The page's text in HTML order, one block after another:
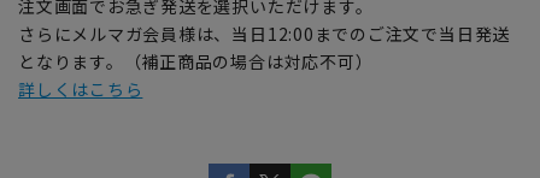
注文画面でお急ぎ発送を選択いただけます。
さらにメルマガ会員様は、当日12:00までのご注文で当日発送
となります。（補正商品の場合は対応不可）
詳しくはこちら